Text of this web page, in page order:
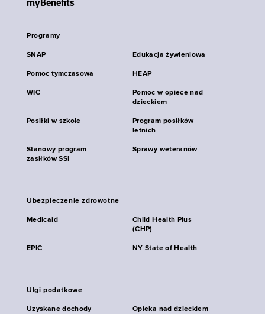
myBenefits
Programy
SNAP Edukacja żywieniowa
Pomoc tymczasowa HEAP
WIC
Pomoc w opiece nad
dzieckiem
Posiłki w szkole
Program posiłków
letnich
Stanowy program
zasiłków SSI
Sprawy weteranów
Ubezpieczenie zdrowotne
Medicaid
Child Health Plus
(CHP)
EPIC NY State of Health
Ulgi podatkowe
Uzyskane dochody
Opieka nad dzieckiem